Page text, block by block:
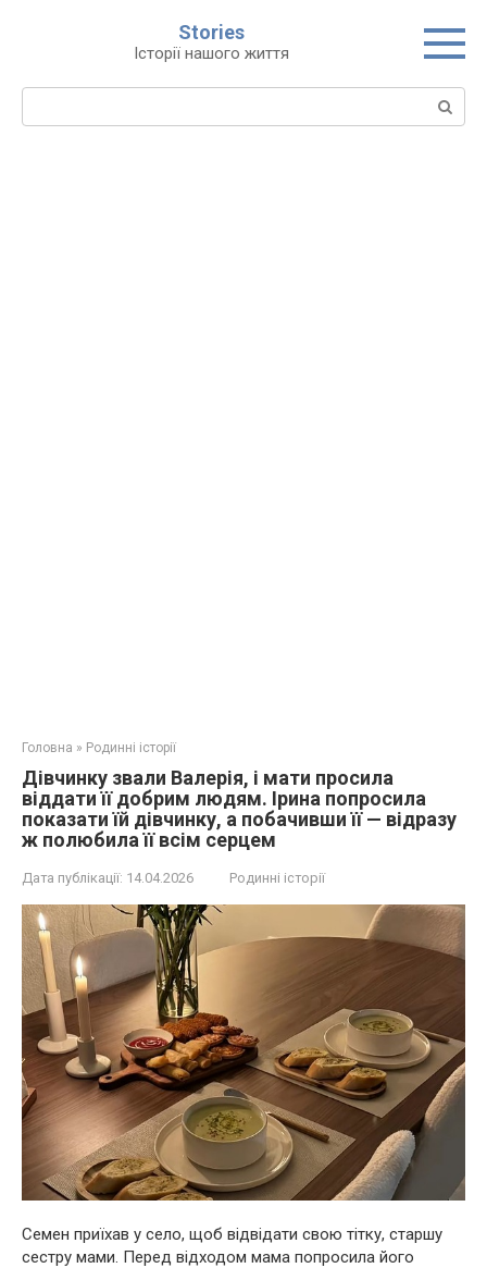
Stories
Історії нашого життя
Пошук:
Головна » Родинні історії
Дівчинку звали Валерія, і мати просила
віддати її добрим людям. Ірина попросила
показати їй дівчинку, а побачивши її — відразу
ж полюбила її всім серцем
Дата публікації: 14.04.2026 Родинні історії
Семен приїхав у село, щоб відвідати свою тітку, старшу
сестру мами. Перед відходом мама попросила його